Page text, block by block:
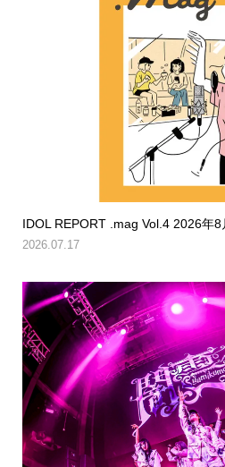
IDOL REPORT .mag Vol.4 2026年8
2026.07.17